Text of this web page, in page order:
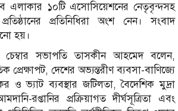
এলাকার ১০টি এসোসিয়েশনের নেতৃবৃন্দসহ
প্রতিনিধিরা অংশ নেন। সংবাদ
হয়।
চেম্বার সভাপতি তাসকীন আহমেদ বলেন,
প্রেক্ষাপট, দেশের অভ্যন্তরীণ ব্যবসা-বাণিজ্যে
ও ভ্যাট ব্যবস্থার জটিলতা, বৈদেশিক মুদ্রা
রপ্তানির প্রক্রিয়াগত দীর্ঘসূত্রিতা এবং